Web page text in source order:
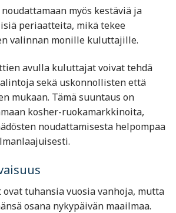
myös kestäviä ja
periaatteita, mikä tekee
valinnan monille kuluttajille.
avulla kuluttajat voivat tehdä
sekä uskonnollisten että
mukaan. Tämä suuntaus on
kosher-ruokamarkkinoita,
noudattamisesta helpompaa
ovat tuhansia vuosia vanhoja, mutta
osana nykypäivän maailmaa.